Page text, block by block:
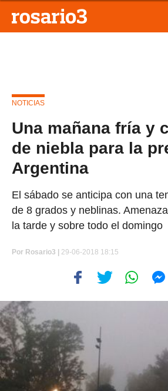
NOTICIAS
Una mañana fría y
de niebla para la
Argentina
El sábado se anticipa con una
de 8 grados y neblinas.
la tarde y sobre todo el domingo
Por Rosario3 | 29-06-2018 18:15